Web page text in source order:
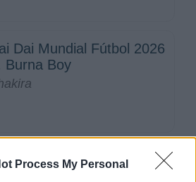
Process My Personal
Dai Mundial Fútbol 2026
Burna Boy
Te Sueño